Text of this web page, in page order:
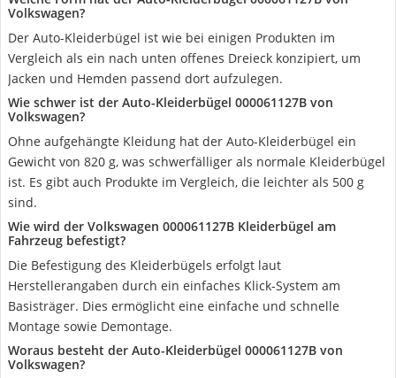
Volkswagen?
Der Auto-Kleiderbügel ist wie bei einigen Produkten im
Vergleich als ein nach unten offenes Dreieck konzipiert, um
Jacken und Hemden passend dort aufzulegen.
Wie schwer ist der Auto-Kleiderbügel 000061127B von
Volkswagen?
Ohne aufgehängte Kleidung hat der Auto-Kleiderbügel ein
Gewicht von 820 g, was schwerfälliger als normale Kleiderbügel
ist. Es gibt auch Produkte im Vergleich, die leichter als 500 g
sind.
Wie wird der Volkswagen 000061127B Kleiderbügel am
Fahrzeug befestigt?
Die Befestigung des Kleiderbügels erfolgt laut
Herstellerangaben durch ein einfaches Klick-System am
Basisträger. Dies ermöglicht eine einfache und schnelle
Montage sowie Demontage.
Woraus besteht der Auto-Kleiderbügel 000061127B von
Volkswagen?